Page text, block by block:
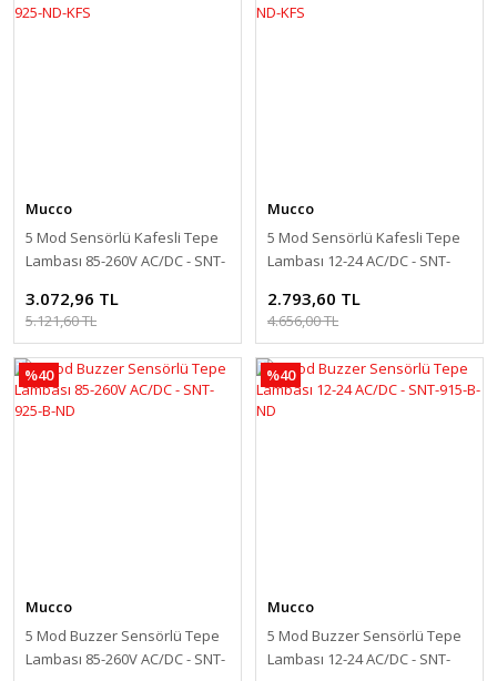
Mucco
5 Mod Sensörlü Kafesli Tepe
Lambası 85-260V AC/DC - SNT-
3.072,96 TL
5.121,60 TL
Mucco
5 Mod Sensörlü Kafesli Tepe
Lambası 12-24 AC/DC - SNT-
2.793,60 TL
4.656,00 TL
%40
Mucco
5 Mod Buzzer Sensörlü Tepe
Lambası 85-260V AC/DC - SNT-
%40
Mucco
5 Mod Buzzer Sensörlü Tepe
Lambası 12-24 AC/DC - SNT-